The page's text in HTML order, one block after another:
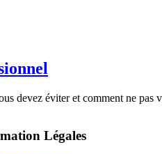
devez éviter et comment ne pas
Légales